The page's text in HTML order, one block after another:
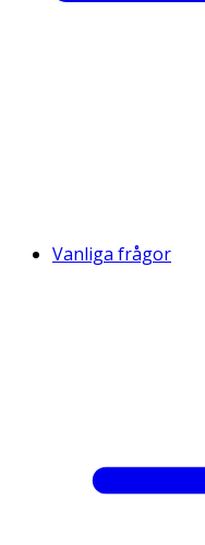
Vanliga frågor